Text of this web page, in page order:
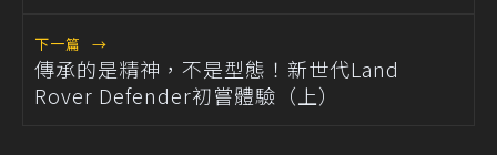
下一篇 →
傳承的是精神，不是型態！新世代Land
Rover Defender初嘗體驗（上）